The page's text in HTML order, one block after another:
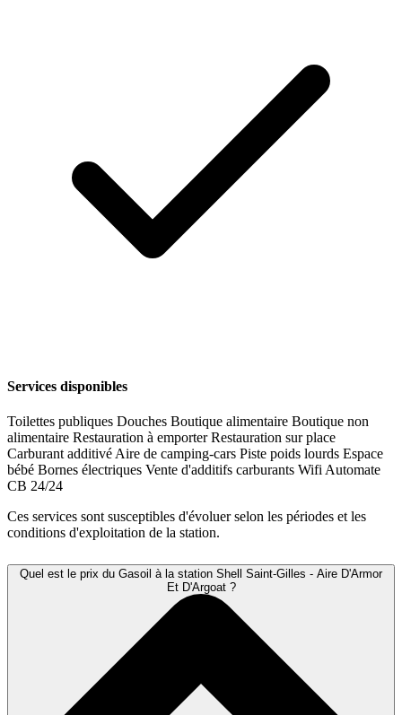
Services disponibles
Toilettes publiques Douches Boutique alimentaire Boutique non
alimentaire Restauration à emporterRestauration sur place
Carburant additivé Aire de camping-cars Piste poids lourds Espace
bébé Bornes électriques Vente d'additifs carburants Wifi Automate
CB 24/24
Ces services sont susceptibles d'évoluer selon les périodes et les
conditions d'exploitation de la station.
Quel est le prix du Gasoil à la station Shell Saint-Gilles - Aire D'Armor
Et D'Argoat ?